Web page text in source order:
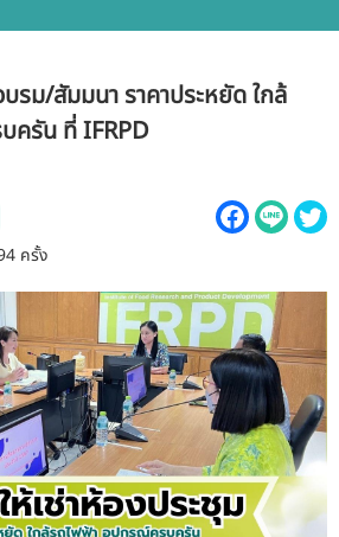
อเสนอแนะ
หาร
รม/สัมมนา ราคาประหยัด ใกล้
ครัน ที่ IFRPD
ครั้ง